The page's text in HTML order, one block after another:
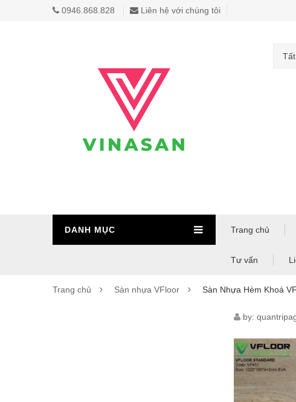
0946.868.828 Liên hệ với chúng tôi
DANH MỤC Trang chủ
Tư vấn
Trang chủ Sàn nhựa VFloor Sàn Nhựa Hèm Khoá
SÀN
NHỰA
HÈM
KHOÁ
by: